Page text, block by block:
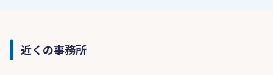
近くの事務所